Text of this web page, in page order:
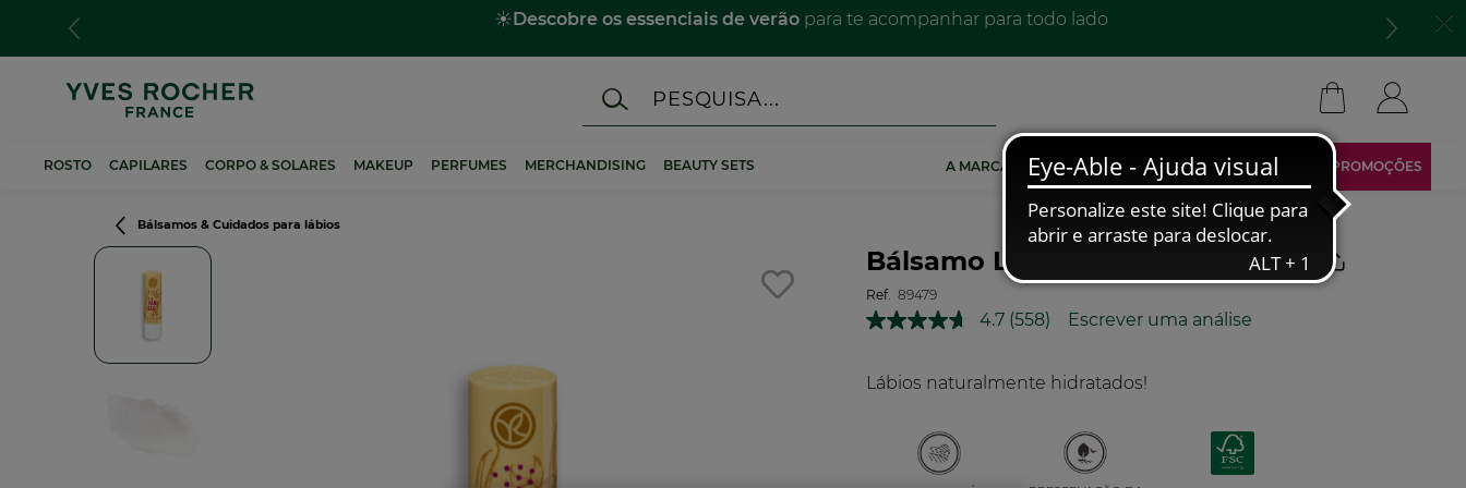
conteúdo
☀️Descobre os essenciais de verão para te acompanhar para todo lado​
ROSTO CAPILARES CORPO & SOLARES MAKEUP PERFUMES MERCHANDISING BEAUTY SETS A MARCA TORNA-TE AFILIADO ÁREA RESERVADA PROMOÇÕES
Navegação
estrutural
Bálsamos & Cuidados para lábios
Bálsamo Lábios Baunilha
Ref. 89479
4.7 Leu
Link
mesma
página.
(558) Escrever uma análise
Lábios naturalmente hidratados!